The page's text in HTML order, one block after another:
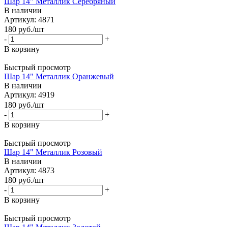
В наличии
Артикул: 4871
180 руб./шт
-
+
В корзину
Быстрый просмотр
Шар 14" Металлик Оранжевый
В наличии
Артикул: 4919
180 руб./шт
-
+
В корзину
Быстрый просмотр
Шар 14" Металлик Розовый
В наличии
Артикул: 4873
180 руб./шт
-
+
В корзину
Быстрый просмотр